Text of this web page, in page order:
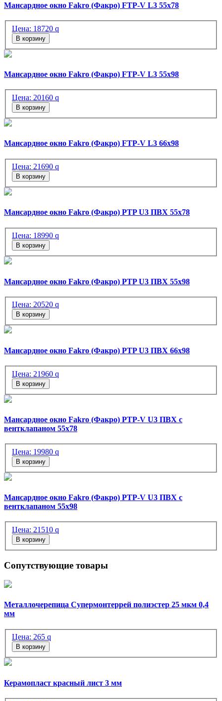
Мансардное окно Fakro (Факро) FTP-V L3 55х78
Цена: 18720 q
В корзину
Мансардное окно Fakro (Факро) FTP-V L3 55х98
Цена: 20160 q
В корзину
Мансардное окно Fakro (Факро) FTP-V L3 66х98
Цена: 21690 q
В корзину
Мансардное окно Fakro (Факро) PTP U3 ПВХ 55х78
Цена: 18990 q
В корзину
Мансардное окно Fakro (Факро) PTP U3 ПВХ 55х98
Цена: 20520 q
В корзину
Мансардное окно Fakro (Факро) PTP U3 ПВХ 66х98
Цена: 21960 q
В корзину
Мансардное окно Fakro (Факро) PTP-V U3 ПВХ с
вентклапаном 55х78
Цена: 19980 q
В корзину
Мансардное окно Fakro (Факро) PTP-V U3 ПВХ с
вентклапаном 55х98
Цена: 21510 q
В корзину
Сопутствующие товары
Металлочерепица Супермонтеррей полиэстер 25 мкм 0,4
мм
Цена: 265 q
В корзину
Керамопласт красный лист 3 мм